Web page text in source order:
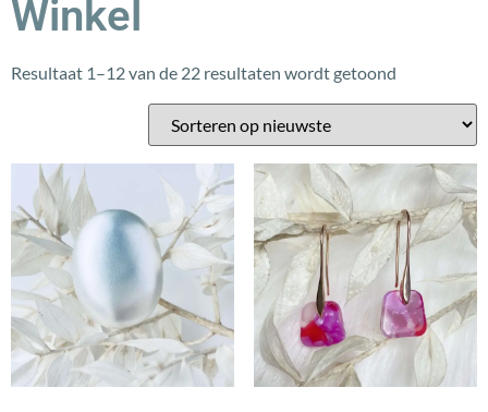
Winkel
Resultaat 1–12 van de 22 resultaten wordt getoond